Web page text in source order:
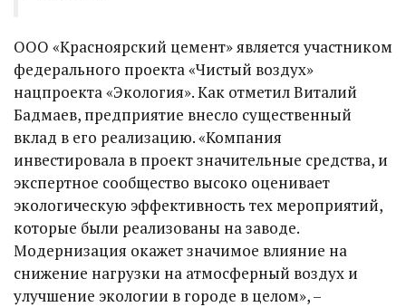
ООО «Красноярский цемент» является участником
федерального проекта «Чистый воздух»
нацпроекта «Экология». Как отметил Виталий
Бадмаев, предприятие внесло существенный
вклад в его реализацию. «Компания
инвестировала в проект значительные средства, и
экспертное сообщество высоко оценивает
экологическую эффективность тех мероприятий,
которые были реализованы на заводе.
Модернизация окажет значимое влияние на
снижение нагрузки на атмосферный воздух и
улучшение экологии в городе в целом», –